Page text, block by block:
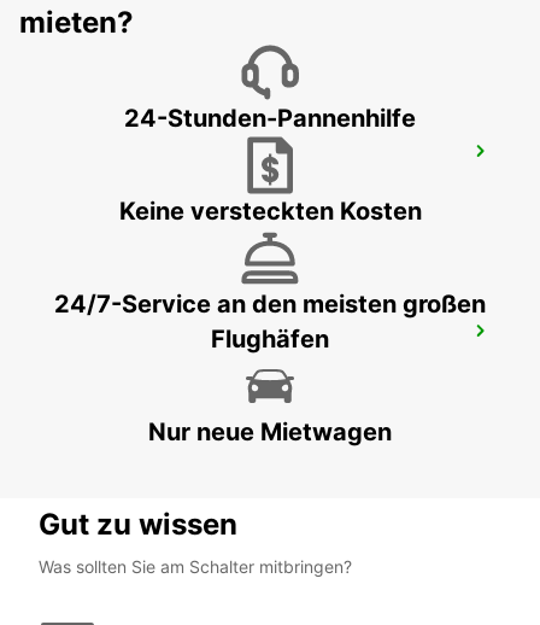
MANNHEIM HAUPTBAHNHOF
mieten?
24-Stunden-Pannenhilfe
Keine versteckten Kosten
24/7-Service an den meisten großen
Flughäfen
Nur neue Mietwagen
Gut zu wissen
Was sollten Sie am Schalter mitbringen?